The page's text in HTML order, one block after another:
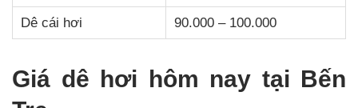
Dê cái hơi 90.000 – 100.000
Giá dê hơi hôm nay tại Bến